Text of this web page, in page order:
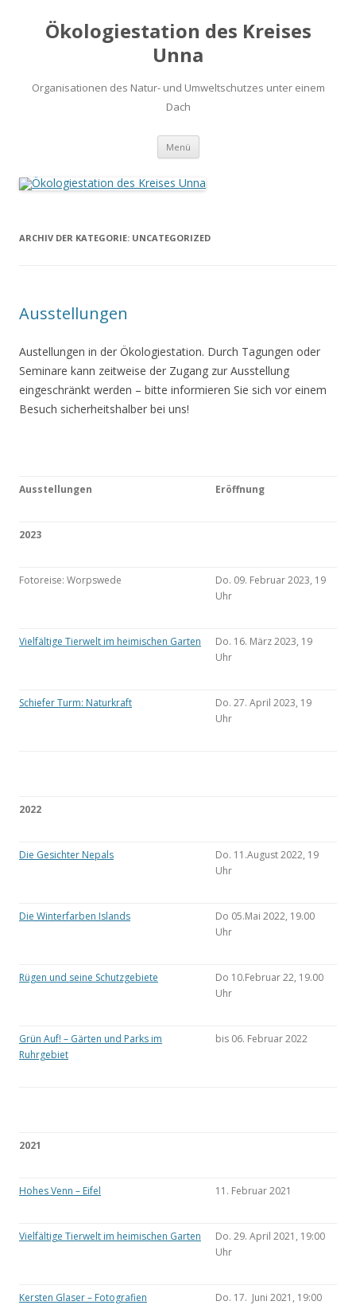
Ökologiestation des Kreises
Unna
Organisationen des Natur- und Umweltschutzes unter einem
Dach
Menü Zum
springen
ARCHIV DER KATEGORIE: UNCATEGORIZED
Ausstellungen
Austellungen in der Ökologiestation. Durch Tagungen oder
Seminare kann zeitweise der Zugang zur Ausstellung
eingeschränkt werden – bitte informieren Sie sich vor einem
Besuch sicherheitshalber bei uns!
Ausstellungen Eröffnung
2023
Fotoreise: Worpswede
Do. 09. Februar 2023, 19
Uhr
Vielfältige Tierwelt im heimischen Garten
Do. 16. März 2023, 19
Uhr
Schiefer Turm: Naturkraft
Do. 27. April 2023, 19
Uhr
2022
Die Gesichter Nepals
Do. 11.August 2022, 19
Uhr
Die Winterfarben Islands
Do 05.Mai 2022, 19.00
Uhr
Rügen und seine Schutzgebiete
Do 10.Februar 22, 19.00
Uhr
Grün Auf! – Gärten und Parks im
Ruhrgebiet
bis 06. Februar 2022
2021
Hohes Venn – Eifel 11. Februar 2021
Vielfältige Tierwelt im heimischen Garten
Do. 29. April 2021, 19:00
Uhr
Kersten Glaser – Fotografien
Do. 17. Juni 2021, 19:00